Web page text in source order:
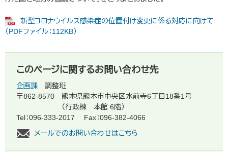
新型コロナウイルス感染症の位置付け変更に係る対応に向けて
（PDFファイル：112KB）
このページに関するお問い合わせ先
企画課
調整班
〒862-8570
熊本県熊本市中央区水前寺6丁目18番1号
（行政棟 本館 6階）
Tel：096-333-2017
Fax：096-382-4066
メールでのお問い合わせはこちら